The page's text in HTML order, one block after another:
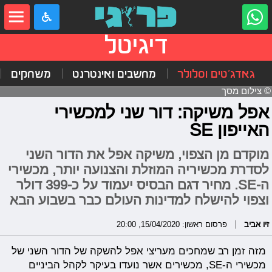
דיגיטל
גאדג'טים וסלולר מחשבים ואינטרנט משחקים
© צילום מסך
אפל משיקה: דור שני למכשירי
האייפון SE
מוקדם מן הצפוי, משיקה אפל את הדור השני
לסדרת מכשיריה המוזלת והצנועה יותר, מכשירי
ה-SE. מחיר דגם הבסיס יעמוד על כ-399 דולר
וצפוי להישלח למדינות העולם כבר בשבוע הבא
זיו אביב פרסום ראשון: 15/04/2020, 20:00
מזה זמן רב שמחכים מעריצי אפל להשקה של הדור השני של
מכשירי ה-SE, מכשירים אשר נועדו בעיקר לקהל הביניים